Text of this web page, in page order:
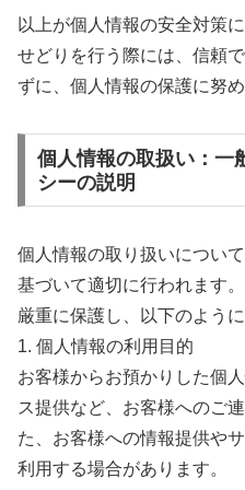
以上が個人情報の安全対策
せどりを行う際には、信頼
ずに、個人情報の保護に努め
個人情報の取扱い：一
シーの説明
個人情報の取り扱いについ
基づいて適切に行われます
厳重に保護し、以下のように
1. 個人情報の利用目的
お客様からお預かりした個
ス提供など、お客様へのご
た、お客様への情報提供や
利用する場合があります。